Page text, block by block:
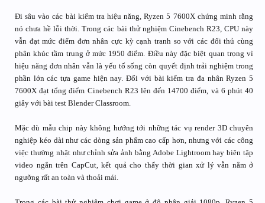
Đi sâu vào các bài kiểm tra hiệu năng, Ryzen 5 7600X chứng minh rằng
nó chưa hề lỗi thời. Trong các bài thử nghiệm Cinebench R23, CPU này
vẫn đạt mức điểm đơn nhân cực kỳ cạnh tranh so với các đối thủ cùng
phân khúc tầm trung ở mức 1950 điểm. Điều này đặc biệt quan trọng vì
hiệu năng đơn nhân vẫn là yếu tố sống còn quyết định trải nghiệm trong
phần lớn các tựa game hiện nay. Đối với bài kiểm tra đa nhân Ryzen 5
7600X đạt tổng điểm Cinebench R23 lên đến 14700 điểm, và 6 phút 40
giây với bài test Blender Classroom.
Mặc dù mẫu chip này không hướng tới những tác vụ render 3D chuyên
nghiệp kéo dài như các dòng sản phẩm cao cấp hơn, nhưng với các công
việc thường nhật như chỉnh sửa ảnh bằng Adobe Lightroom hay biên tập
video ngắn trên CapCut, kết quả cho thấy thời gian xử lý vẫn nằm ở
ngưỡng rất an toàn và thoải mái.